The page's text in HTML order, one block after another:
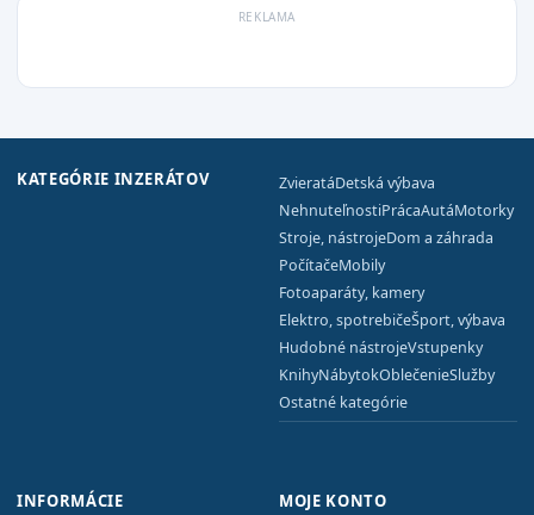
KATEGÓRIE INZERÁTOV ZvieratáDetská výbava
NehnuteľnostiPrácaAutáMotorky
Stroje, nástrojeDom a záhrada
PočítačeMobily
Fotoaparáty, kamery
Elektro, spotrebičeŠport, výbava
Hudobné nástrojeVstupenky
KnihyNábytokOblečenieSlužby
Ostatné kategórie
INFORMÁCIE MOJE KONTO